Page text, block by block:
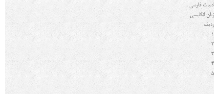
ادبیات فارسی ،
زبان انگلیسی
رديف
1
2
3
4
5